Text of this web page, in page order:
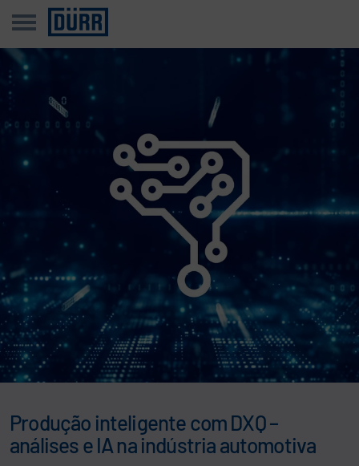
Produção inteligente com DXQ –
análises e IA na indústria automotiva